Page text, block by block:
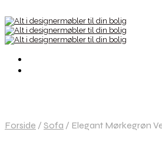
Forside / Sofa / Elegant Mørkegrøn